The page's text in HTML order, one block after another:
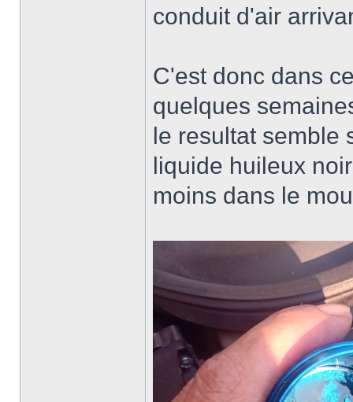
conduit d'air
C'est donc dans
quelques
le resultat semble
liquide huileux
moins dans le